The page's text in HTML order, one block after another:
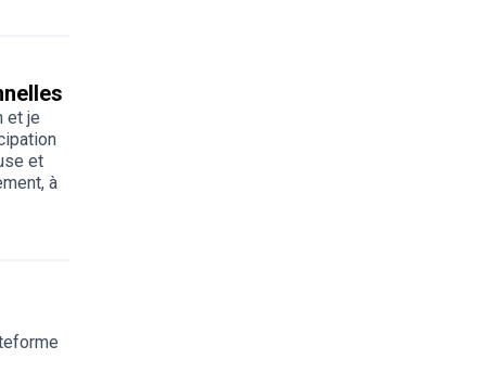
et je
et
à